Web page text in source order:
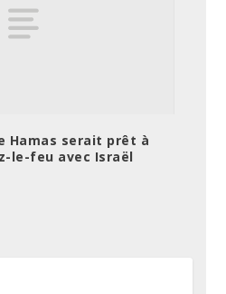
Hamas serait prêt à
le-feu avec Israël